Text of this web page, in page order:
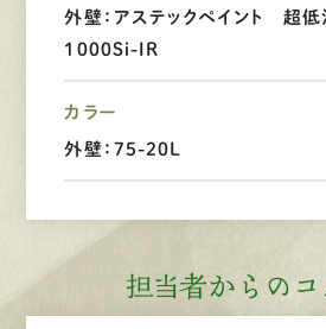
外壁：アステックペイント 超低
1000Si-IR
カラー
外壁：75-20L
担当者からのコ